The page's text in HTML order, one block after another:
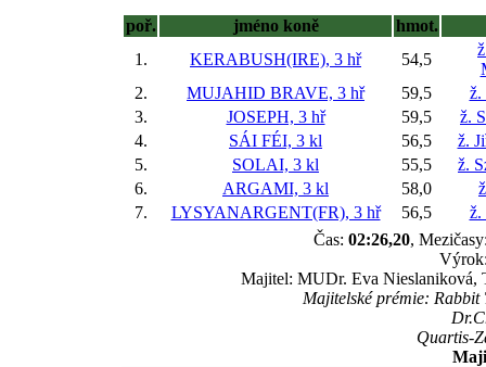
poř. jméno koně
hmot.
1.
KERABUSH(IRE), 3 hř 54,5
2.
MUJAHID BRAVE, 3 hř 59,5
ž.
3.
JOSEPH, 3 hř 59,5
ž.
4.
SÁI FÉI, 3 kl 56,5
ž.
5.
SOLAI, 3 kl 55,5
ž.
6.
ARGAMI, 3 kl 58,0
7.
LYSYANARGENT(FR), 3 hř 56,5
ž.
Čas: 02:26,20,
Majitel: MUDr. Eva Nieslaniková,
Majitelské prémie:
Quartis-